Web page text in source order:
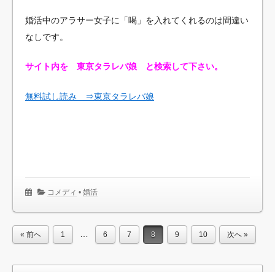
婚活中のアラサー女子に「喝」を入れてくれるのは間違い
なしです。
サイト内を 東京タラレバ娘 と検索して下さい。
無料試し読み ⇒東京タラレバ娘
コメディ •婚活
« 前へ 1 6 7 8 9 10 次へ »